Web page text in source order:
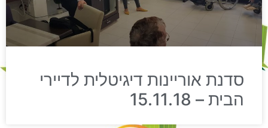
סדנת אוריינות דיגיטלית לדיירי
הבית – 15.11.18